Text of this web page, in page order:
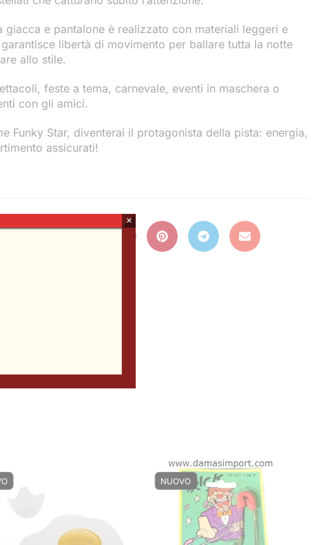
giacca e pantalone è realizzato con materiali leggeri e
libertà di movimento per ballare tutta la notte
allo stile.
feste a tema, carnevale, eventi in maschera o
con gli amici.
Funky Star, diventerai il protagonista della pista: energia,
assicurati!
NUOVO
×